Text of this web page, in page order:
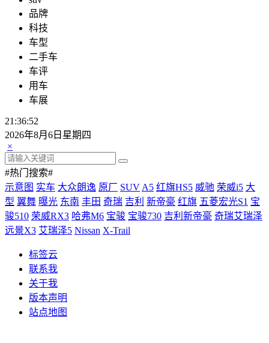
品牌
科技
车型
二手车
车评
用车
车展
21:36:53
2026年8月6日星期四
×
#热门搜索#
示意图 实车 大众朗逸 原厂 SUVA5 红旗HS5 威驰 荣威i5 大
型 翼舞 曝光 东南 丰田 奇瑞 吉利 新帝豪 红旗 五菱宏光S1 宝
骏510 荣威RX3 哈弗M6 宝骏 宝骏730 吉利新帝豪 奇瑞艾瑞泽
远景X3 艾瑞泽5 Nissan X-Trail
标签云
联系我
关于我
版本声明
站点地图